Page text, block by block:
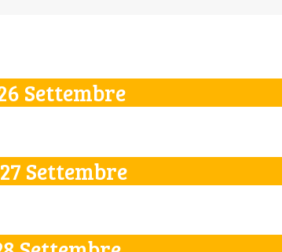
Settembre
Settembre